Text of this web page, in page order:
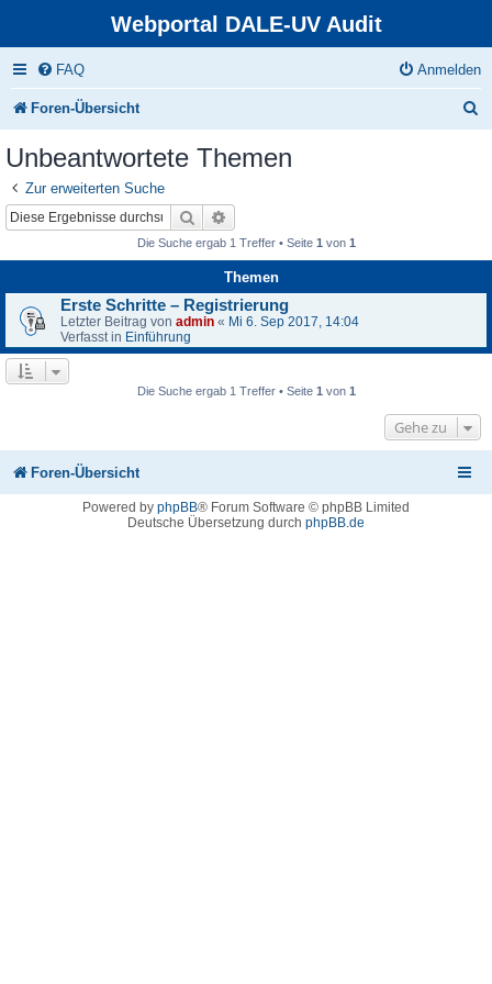
Webportal DALE-UV Audit
FAQ Anmelden
Foren-Übersicht
Unbeantwortete Themen
Zur erweiterten Suche
Suche
Die Suche ergab 1 Treffer • Seite 1 von 1
Themen
Erste Schritte – Registrierung
Letzter Beitrag von admin « Mi 6. Sep 2017, 14:04
Verfasst in Einführung
Die Suche ergab 1 Treffer • Seite 1 von 1
Gehe zu
Foren-Übersicht
Powered by phpBB® Forum Software © phpBB Limited
Deutsche Übersetzung durch phpBB.de